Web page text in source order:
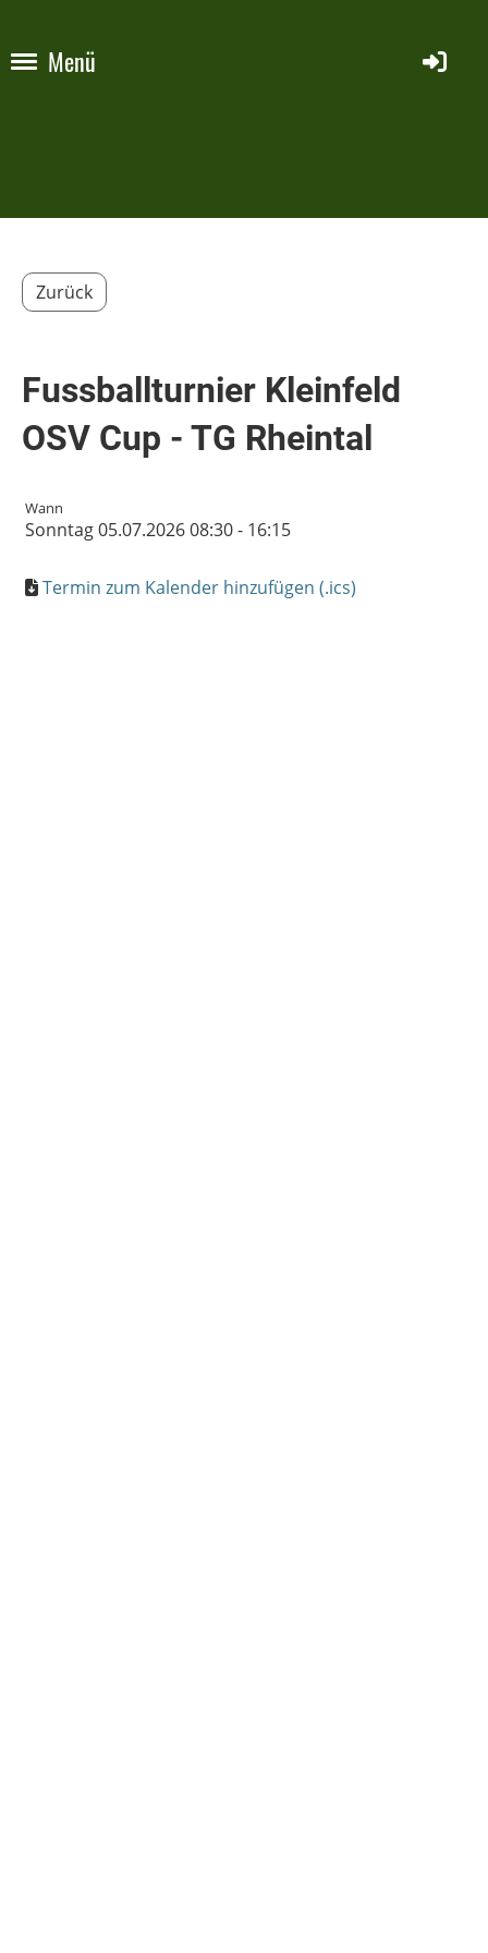
Menü
Zurück
Fussballturnier Kleinfeld
OSV Cup - TG Rheintal
Wann
Sonntag 05.07.2026 08:30 - 16:15
Termin zum Kalender hinzufügen (.ics)